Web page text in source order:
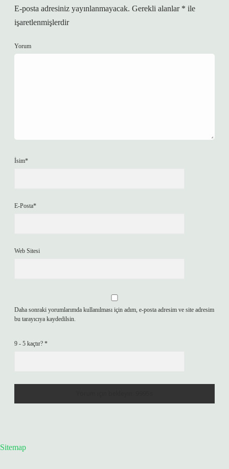
E-posta adresiniz yayınlanmayacak. Gerekli alanlar * ile
işaretlenmişlerdir
Yorum
İsim*
E-Posta*
Web Sitesi
Daha sonraki yorumlarımda kullanılması için adım, e-posta adresim ve site adresim
bu tarayıcıya kaydedilsin.
9 - 5 kaçtır? *
Sitemap